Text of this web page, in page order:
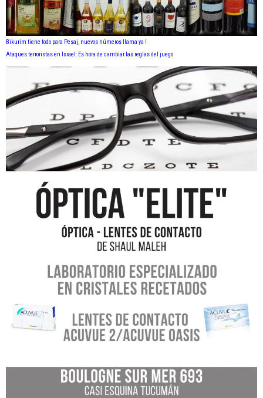
Bikurim tiene todo para Pesaj, nuevos números llama ya !
Ataques terroristas en Israel: Es hora de cambiar las reglas del juego